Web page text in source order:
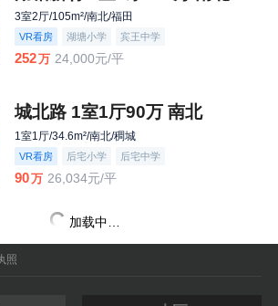
3室2厅/105m²/南北/福田
VR看房 湖塘小学 宾王中学
252万 24,000元/平
城北路 1室1厅90万 南北
1室1厅/34.6m²/南北/稠城
VR看房 后宅小学 后宅中学
90万 26,034元/平
加载中…